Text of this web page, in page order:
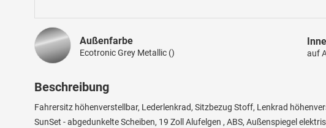
Außenfarbe
Ecotronic Grey Metallic () auf
Beschreibung
Fahrersitz höhenverstellbar, Lederlenkrad, Sitzbezug Stoff, Lenkrad
SunSet - abgedunkelte Scheiben, 19 Zoll Alufelgen , ABS, Außenspiegel